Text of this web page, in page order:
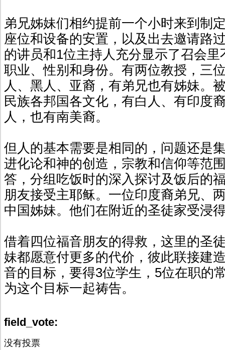
弟兄姊妹们相约提前一个小时来到制
座位和设备的安置，以及出去邀请路
的讲员和1位主持人充分显示了召会
职业、性别和身份。有两位教授，三
人、黑人、亚裔，有弟兄也有姊妹。
民族各邦国各文化，有白人、有印度
人，也有南美裔。
但人的基本需要是相同的，问题还是
进化论和神的创造，宗教和信仰等范
答，分组吃饭时的深入探讨及饭后的
朋友接受主耶稣。一位印度裔弟兄、
中国姊妹。他们在附近的圣徒家受浸
借着四位福音朋友的得救，这里的圣
妹都愿意付更多的代价，彼此联接建
音的目标，要得3位学生，5位在职的
为这个目标一起祷告。
field_vote:
没有投票